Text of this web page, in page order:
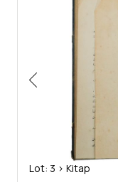
Lot: 3 > Kitap